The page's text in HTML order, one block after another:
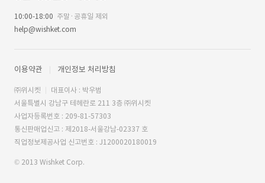
10:00-18:00 주말·공휴일 제외
help@wishket.com
이용약관 개인정보 처리방침
㈜위시켓
대표이사 : 박우범
서울특별시 강남구 테헤란로 211 3층 ㈜위시켓
사업자등록번호 : 209-81-57303
통신판매업신고 : 제2018-서울강남-02337 호
직업정보제공사업 신고번호 : J1200020180019
© 2013 Wishket Corp.